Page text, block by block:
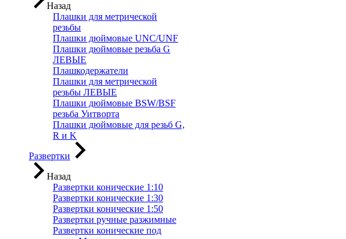
Назад
Плашки для метрической
резьбы
Плашки дюймовые UNC/UNF
Плашки дюймовые резьба G
ЛЕВЫЕ
Плашкодержатели
Плашки для метрической
резьбы ЛЕВЫЕ
Плашки дюймовые BSW/BSF
резьба Уитворта
Плашки дюймовые для резьб G,
R и K
Развертки
Назад
Развертки конические 1:10
Развертки конические 1:30
Развертки конические 1:50
Развертки ручные разжимные
Развертки конические под